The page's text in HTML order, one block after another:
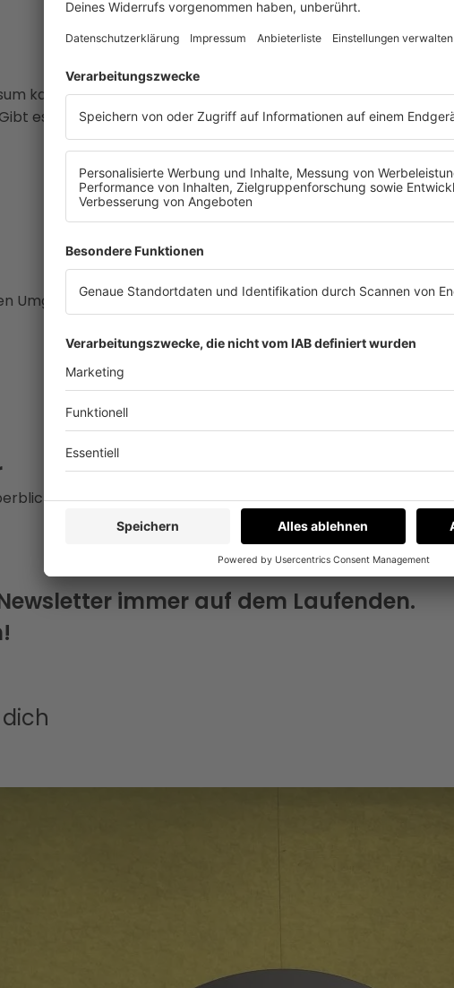
kann dem ein oder anderen in dieser emotional
es da eigentlich ein Patentrezept? Wie viel wie wenig Social
Umgang mit krisenhaften Ereignissen findet ihrHIER.
im täglichen Programmablauf. Außerdem auch sportlich
immer auf dem Laufenden.